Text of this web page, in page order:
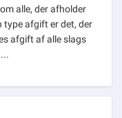
alle, der afholder
type afgift er det, der
afgift af alle slags